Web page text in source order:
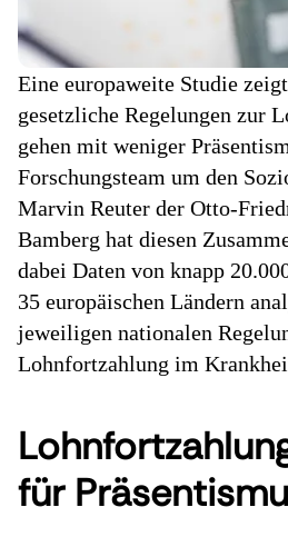
Eine europaweite Studie
gesetzliche Regelungen zur
gehen mit weniger
Forschungsteam um den
Marvin Reuter der Otto-
Bamberg hat diesen
dabei Daten von knapp
35 europäischen Ländern
jeweiligen nationalen
Lohnfortzahlung im
für